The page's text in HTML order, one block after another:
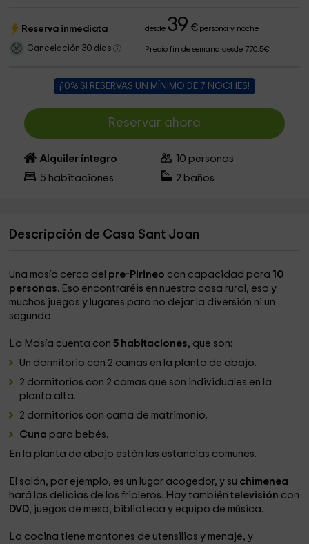
Reserva inmediata desde39 €persona y noche
Cancelación 30 días Precio fin de semana desde 770.5€
¡10% SI RESERVAS UN MÍNIMO DE 7 NOCHES!
Reservar ahora
Alquiler íntegro 10 personas
5 habitaciones 2 baños
Descripción de Casa Sant Joan
Una masía cerca del pre-Pirineo con capacidad para 10
personas. Eso encontraréis en nuestra casa rural, eso y
muchos juegos y lugares para no dejar la diversión ni un
segundo.
La Masía cuenta con5 habitaciones, que son:
Un dormitorio con 2 camas en la planta de abajo.
2 dormitorios con 2 camas que son individuales en la
planta alta.
2 dormitorios con cama de matrimonio.
Cuna para bebés.
En la planta de abajo están las estancias comunes.
El salón, por ejemplo, es un lugar acogedor, y su chimenea
hará las delicias de los frioleros. Hay tambiéntelevisión con
DVD, juegos de mesa, biblioteca y equipo de música.
La cocina tiene montones de utensilios y menaje, y